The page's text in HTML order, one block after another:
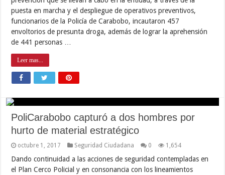
puesta en marcha y el despliegue de operativos preventivos,
funcionarios de la Policía de Carabobo, incautaron 457
envoltorios de presunta droga, además de lograr la aprehensión
de 441 personas …
Leer mas...
PoliCarabobo capturó a dos hombres por
hurto de material estratégico
octubre 1, 2017 Seguridad Ciudadana 0 1,654
Dando continuidad a las acciones de seguridad contempladas en
el Plan Cerco Policial y en consonancia con los lineamientos